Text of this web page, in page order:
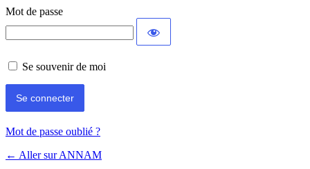
Mot de passe
Se souvenir de moi
Mot de passe oublié ?
← Aller sur ANNAM